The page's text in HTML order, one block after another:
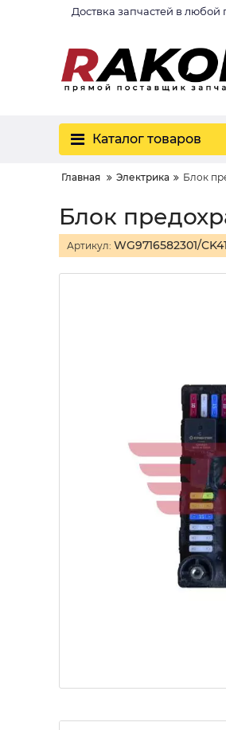
Доствка запчастей в любой
Каталог товаров
Главная Электрика Блок
Блок
Артикул: WG9716582301/